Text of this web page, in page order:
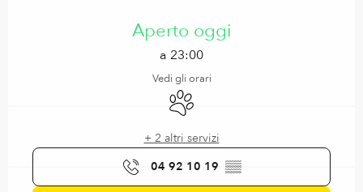
Aperto oggi
a 23:00
Vedi gli orari
Animali ammessi
+ 2 altri servizi
04 92 10 19 ▒▒